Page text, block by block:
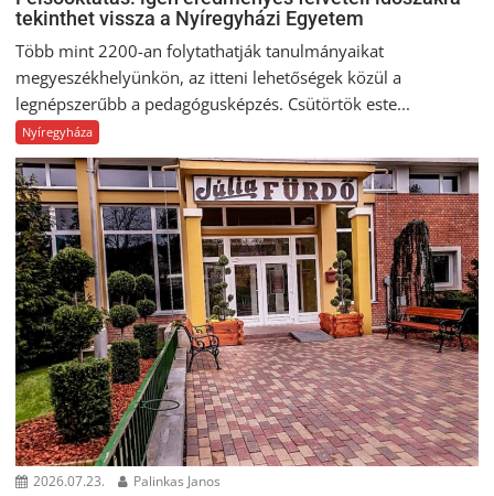
tekinthet vissza a Nyíregyházi Egyetem
Több mint 2200-an folytathatják tanulmányaikat
megyeszékhelyünkön, az itteni lehetőségek közül a
legnépszerűbb a pedagógusképzés. Csütörtök este...
Nyíregyháza
2026.07.23. Palinkas Janos